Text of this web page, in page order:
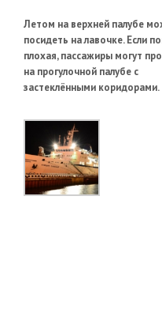
Летом на верхней палубе
посидеть на лавочке. Если
плохая, пассажиры могут
на прогулочной палубе с
застеклёнными коридорами.